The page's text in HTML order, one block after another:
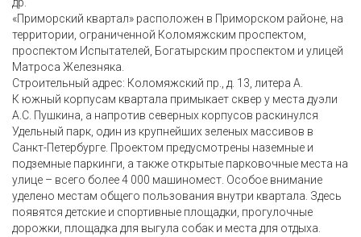
«Приморский квартал» расположен в Приморском районе, на
территории, ограниченной Коломяжским проспектом,
проспектом Испытателей, Богатырским проспектом и улицей
Матроса Железняка.
Строительный адрес: Коломяжский пр., д. 13, литера А.
К южный корпусам квартала примыкает сквер у места дуэли
А.С. Пушкина, а напротив северных корпусов раскинулся
Удельный парк, один из крупнейших зеленых массивов в
Санкт-Петербурге. Проектом предусмотрены наземные и
подземные паркинги, а также открытые парковочные места на
улице – всего более 4 000 машиномест. Особое внимание
уделено местам общего пользования внутри квартала. Здесь
появятся детские и спортивные площадки, прогулочные
дорожки, площадка для выгула собак и места для отдыха.